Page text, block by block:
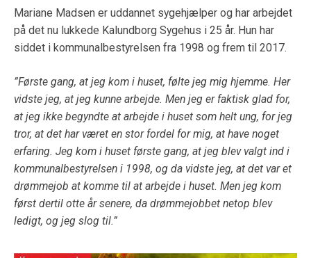
Mariane Madsen er uddannet sygehjælper og har arbejdet
på det nu lukkede Kalundborg Sygehus i 25 år. Hun har
siddet i kommunalbestyrelsen fra 1998 og frem til 2017.
”Første gang, at jeg kom i huset, følte jeg mig hjemme. Her
vidste jeg, at jeg kunne arbejde. Men jeg er faktisk glad for,
at jeg ikke begyndte at arbejde i huset som helt ung, for jeg
tror, at det har været en stor fordel for mig, at have noget
erfaring. Jeg kom i huset første gang, at jeg blev valgt ind i
kommunalbestyrelsen i 1998, og da vidste jeg, at det var et
drømmejob at komme til at arbejde i huset. Men jeg kom
først dertil otte år senere, da drømmejobbet netop blev
ledigt, og jeg slog til.”